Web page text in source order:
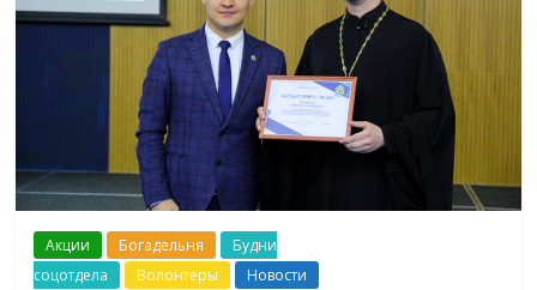
Акции Богадельня
Будни
соцотдела
Волонтеры Новости